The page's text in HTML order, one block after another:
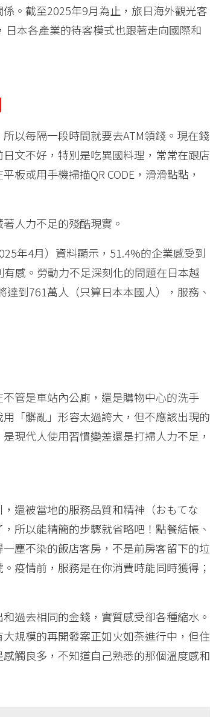
。截至2025年9月為止，旅日海外觀光客
本各產業的待客模式也跟著走向國際和
以每隔一段時間就要去ATM領錢。現在錢
文不好，特別是吃異國料理，常常在跟店
板或用手機掃描QR CODE，滑滑點點，
人力不足的殘酷現實。
年4月）資料顯示，51.4%的企業感受到
感。勞動力不足深刻化的問題在日本越
到761萬人（只算日本本國人），服務、
管是車站內公廁，還是購物中心的洗手
「髒亂」形容太過誇大，但不應該出現的
現代人使用習慣變差還是打掃人力不足，
還被當地的服務品質和精神（おもてな
所以能精簡的步驟就省略吧！點餐結帳、
塵不染的飯店客房，不是前房客留下的垃
疫情前，服務是在你消費時能同時獲得；
過去相同的金錢，實質感受卻各種縮水。
規模的再開發案正如火如荼進行中，但住
觸良多，不知道自己熟悉的那個溫度感和